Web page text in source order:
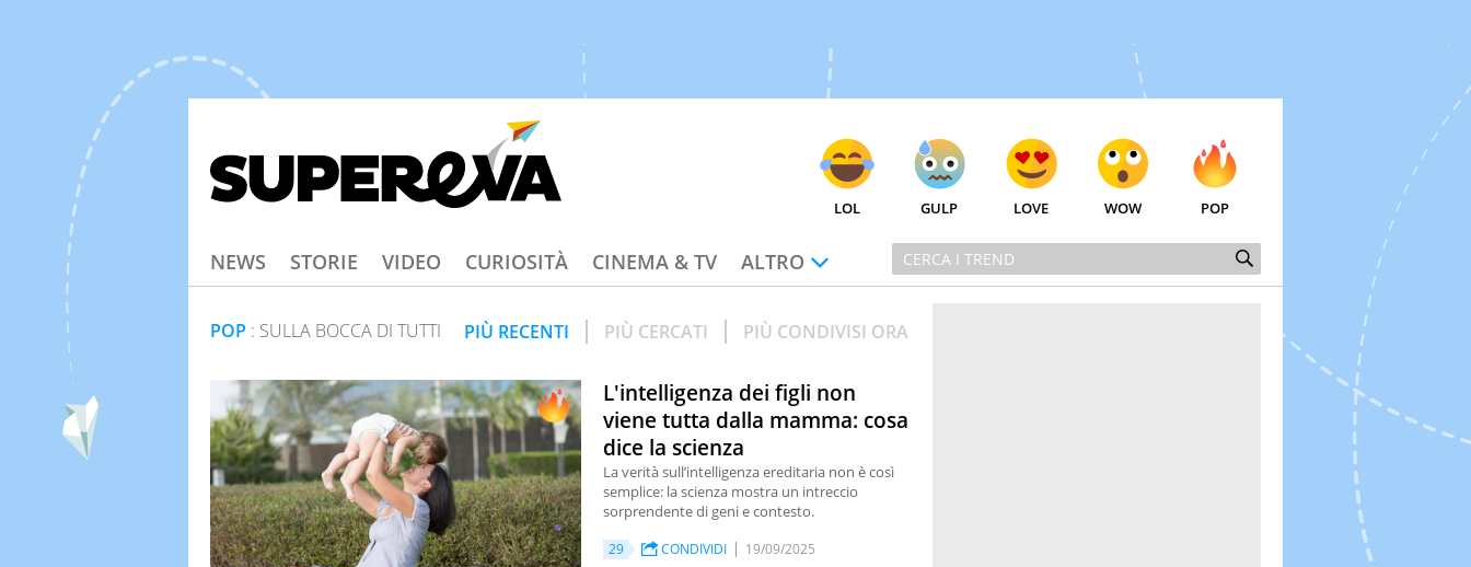
LOL GULP LOVE WOW POP
NEWS STORIE VIDEO CURIOSITÀ CINEMA & TV ALTRO
POP : SULLA BOCCA DI TUTTI PIÙ RECENTI PIÙ CERCATI PIÙ CONDIVISI ORA
L'intelligenza dei figli non
viene tutta dalla mamma: cosa
dice la scienza
La verità sull’intelligenza ereditaria non è così
semplice: la scienza mostra un intreccio
sorprendente di geni e contesto.
29 CONDIVIDI 19/09/2025